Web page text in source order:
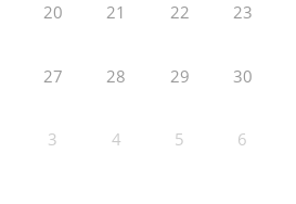
20 21 22 23
27 28 29 30
3 4 5 6